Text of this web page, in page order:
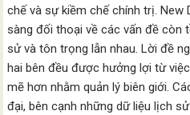
chế và sự kiềm chế chính trị. New
sàng đối thoại về các vấn đề còn
sử và tôn trọng lẫn nhau. Lời đề
hai bên đều được hưởng lợi từ
mẽ hơn nhằm quản lý biên giới.
đại, bên cạnh những dữ liệu lịch